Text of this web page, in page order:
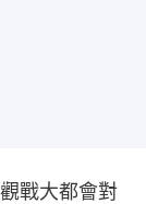
戰大都會對